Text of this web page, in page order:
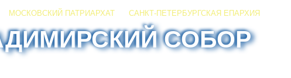
МОСКОВСКИЙ ПАТРИАРХАТ САНКТ-ПЕТЕРБУРГСКАЯ ЕПАРХИЯ
СОБОР